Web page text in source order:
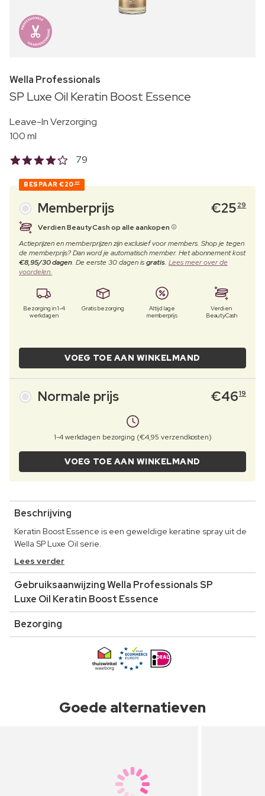
Wella Professionals
SP Luxe Oil Keratin Boost Essence
Leave-In Verzorging
100 ml
79
BESPAAR €20 90
Memberprijs €25 29
Verdien BeautyCash op alle aankopen
Actieprijzen en memberprijzen zijn exclusief voor members. Shop je tegen
de memberprijs? Dan word je automatisch member. Het abonnement kost
€8,95/30 dagen. De eerste 30 dagen isgratis. Lees meer over de
voordelen.
Bezorging in 1-4
werkdagen
Gratis bezorging
Altijd lage
memberprijs
Verdien
BeautyCash
VOEG TOE AAN WINKELMAND
Normale prijs €4619
1-4 werkdagen bezorging (€4,95 verzendkosten)
VOEG TOE AAN WINKELMAND
Beschrijving
Keratin Boost Essence is een geweldige keratine spray uit de
Wella SP Luxe Oil serie.
Lees verder
Gebruiksaanwijzing Wella Professionals SP
Luxe Oil Keratin Boost Essence
Bezorging
Goede alternatieven